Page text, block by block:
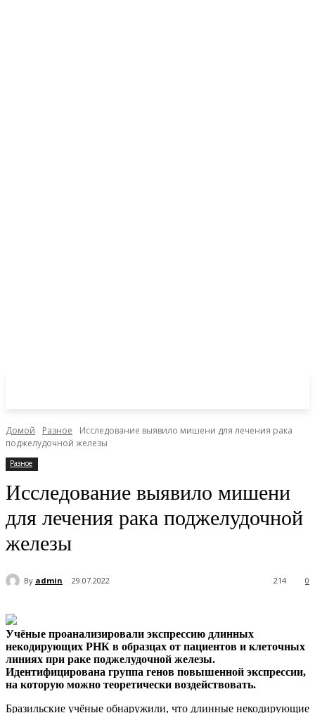
Домой Разное
Исследование выявило мишени для лечения рака
поджелудочной железы
Разное
Исследование выявило мишени
для лечения рака поджелудочной
железы
By admin 29.07.2022 0
214
Учёные проанализировали экспрессию длинных
некодирующих РНК в образцах от пациентов и клеточных
линиях при раке поджелудочной железы.
Идентифицирована группа генов повышенной экспрессии,
на которую можно теоретически воздействовать.
Бразильские учёные обнаружили, что длинные некодирующие